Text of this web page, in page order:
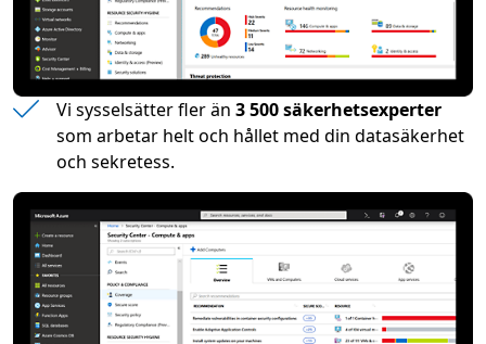
Vi sysselsätter fler än 3 500 säkerhetsexperter
som arbetar helt och hållet med din datasäkerhet
och sekretess.